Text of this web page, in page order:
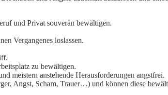
und Privat souverän bewältigen.
Vergangenes loslassen.
zu bewältigen.
meistern anstehende Herausforderungen angstfrei.
Angst, Scham, Trauer…) und können diese